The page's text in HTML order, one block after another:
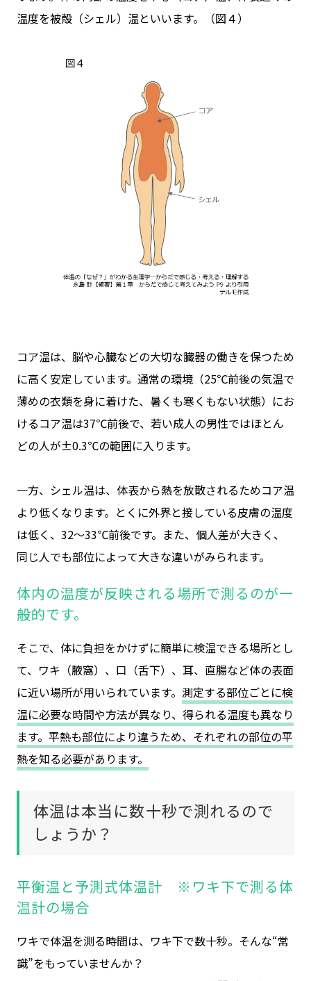
温度を被殻（シェル）温といいます。（図４）
コア温は、脳や心臓などの大切な臓器の働きを保つため
に高く安定しています。通常の環境（25℃前後の気温で
薄めの衣類を身に着けた、暑くも寒くもない状態）にお
けるコア温は37℃前後で、若い成人の男性ではほとん
どの人が±0.3℃の範囲に入ります。
一方、シェル温は、体表から熱を放散されるためコア温
より低くなります。とくに外界と接している皮膚の温度
は低く、32～33℃前後です。また、個人差が大きく、
同じ人でも部位によって大きな違いがみられます。
体内の温度が反映される場所で測るのが一
般的です。
そこで、体に負担をかけずに簡単に検温できる場所とし
て、ワキ（腋窩）、口（舌下）、耳、直腸など体の表面
に近い場所が用いられています。 測定する部位ごとに検
温に必要な時間や方法が異なり、得られる温度も異なり
ます。平熱も部位により違うため、それぞれの部位の平
熱を知る必要があります。
体温は本当に数十秒で測れるので
しょうか？
平衡温と予測式体温計 ※ワキ下で測る体
温計の場合
ワキで体温を測る時間は、ワキ下で数十秒。そんな“常
識”をもっていませんか？